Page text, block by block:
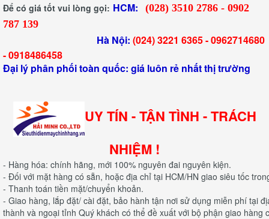
Để có giá tốt vui lòng gọi: HCM:
(028) 3510 2786 - 0902
787 139
Hà Nội: (024) 3221 6365 -0962714680
-0918486458
Đại lý phân phối toàn quốc: giá luôn rẻ nhất thị trường
UY TÍN - TẬN TÌNH - TRÁCH
NHIỆM !
- Hàng hóa: chính hãng, mới 100% nguyên đai nguyên kiện.
- Đối với mặt hàng có sẵn, hoặc địa chỉ tại HCM/HN giao siêu tốc
- Thanh toán tiền mặt/chuyển khoản.
- Giao hàng, lắp đặt/ cài đặt, bảo hành tận nơi sử dụng miễn phí tại
thành và ngoại tỉnh Quý khách có thể đề xuất với bộ phận giao hàng